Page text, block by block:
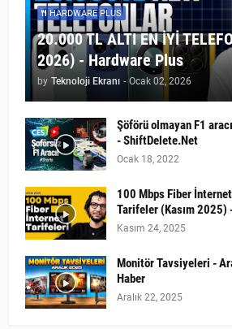
HARDWARE PLUS
20.000 TL ALTI EN İYİ
2026) - Hardware Plus
by Teknoloji Ekranı - Ocak 02, 2026
Şöförü olmayan F1
- ShiftDelete.Net
Ocak 18, 2022
100 Mbps Fiber
Tarifeler (Kasım 2025)
Kasım 24, 2025
Monitör Tavsiyeleri -
Haber
Aralık 22, 2025